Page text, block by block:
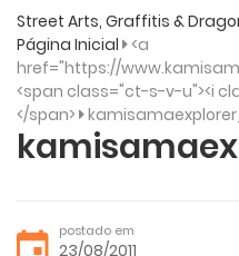
Street Arts, Graffitis &
Página Inicial <a
href="https://
<span class="ct-s-v-u"><i
</span>
postado em
23/08/2011